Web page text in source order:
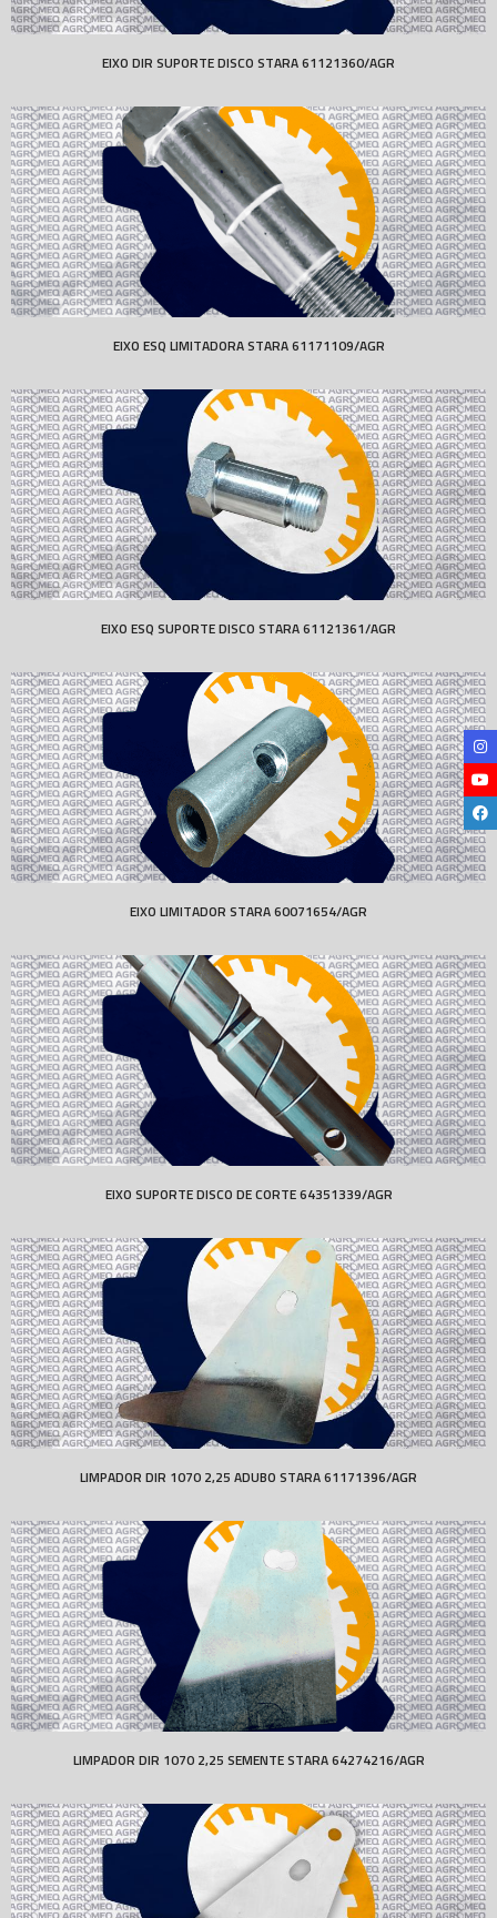
EIXO DIR SUPORTE DISCO STARA 61121360/AGR
EIXO ESQ LIMITADORA STARA 61171109/AGR
EIXO ESQ SUPORTE DISCO STARA 61121361/AGR
EIXO LIMITADOR STARA 60071654/AGR
EIXO SUPORTE DISCO DE CORTE 64351339/AGR
LIMPADOR DIR 1070 2,25 ADUBO STARA 61171396/AGR
LIMPADOR DIR 1070 2,25 SEMENTE STARA 64274216/AGR